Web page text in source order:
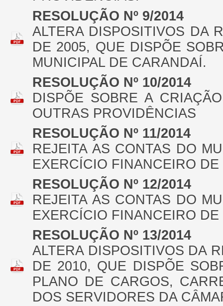
RESOLUÇÃO Nº 9/2014
ALTERA DISPOSITIVOS DA
DE 2005, QUE DISPÕE
MUNICIPAL DE CARANDAÍ.
RESOLUÇÃO Nº 10/2014
DISPÕE SOBRE A
OUTRAS PROVIDÊNCIAS
RESOLUÇÃO Nº 11/2014
REJEITA AS CONTAS DO
EXERCÍCIO FINANCEIRO DE
RESOLUÇÃO Nº 12/2014
REJEITA AS CONTAS DO
EXERCÍCIO FINANCEIRO DE
RESOLUÇÃO Nº 13/2014
ALTERA DISPOSITIVOS DA
DE 2010, QUE DISPÕE
PLANO DE CARGOS,
DOS SERVIDORES DA